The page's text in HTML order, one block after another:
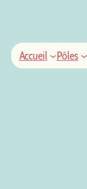
Accueil Pôles